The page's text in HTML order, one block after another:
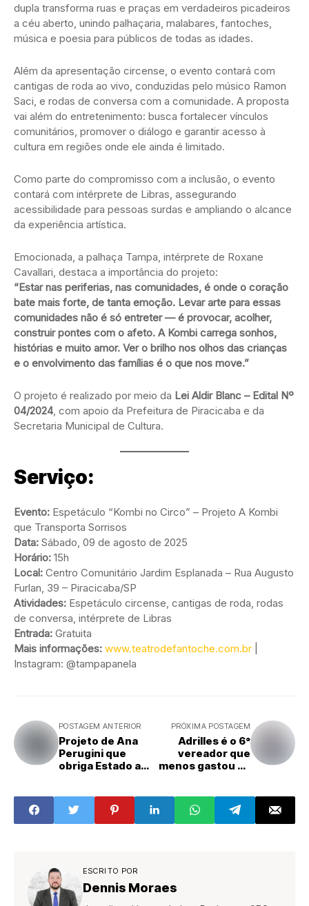
dupla transforma ruas e praças em verdadeiros picadeiros
a céu aberto, unindo palhaçaria, malabares, fantoches,
música e poesia para públicos de todas as idades.
Além da apresentação circense, o evento contará com
cantigas de roda ao vivo, conduzidas pelo músico Ramon
Saci, e rodas de conversa com a comunidade. A proposta
vai além do entretenimento: busca fortalecer vínculos
comunitários, promover o diálogo e garantir acesso à
cultura em regiões onde ele ainda é limitado.
Como parte do compromisso com a inclusão, o evento
contará com intérprete de Libras, assegurando
acessibilidade para pessoas surdas e ampliando o alcance
da experiência artística.
Emocionada, a palhaça Tampa, intérprete de Roxane
Cavallari, destaca a importância do projeto:
“Estar nas periferias, nas comunidades, é onde o coração
bate mais forte, de tanta emoção. Levar arte para essas
comunidades não é só entreter — é provocar, acolher,
construir pontes com o afeto. A Kombi carrega sonhos,
histórias e muito amor. Ver o brilho nos olhos das crianças
e o envolvimento das famílias é o que nos move.”
O projeto é realizado por meio da Lei Aldir Blanc – Edital Nº
04/2024, com apoio da Prefeitura de Piracicaba e da
Secretaria Municipal de Cultura.
Serviço:
Evento: Espetáculo “Kombi no Circo” – Projeto A Kombi
que Transporta Sorrisos
Data: Sábado, 09 de agosto de 2025
Horário: 15h
Local: Centro Comunitário Jardim Esplanada – Rua Augusto
Furlan, 39 – Piracicaba/SP
Atividades: Espetáculo circense, cantigas de roda, rodas
de conversa, intérprete de Libras
Entrada: Gratuita
Mais informações: www.teatrodefantoche.com.br
Instagram: @tampapanela
POSTAGEM ANTERIOR
Projeto de Ana
Perugini que
obriga Estado a
do Cross ao MP
avança na Alesp
PRÓXIMA POSTAGEM
Adrilles é o 6°
vereador que
menos gastou na
primeiros meses
de mandato
ESCRITO POR
Dennis Moraes